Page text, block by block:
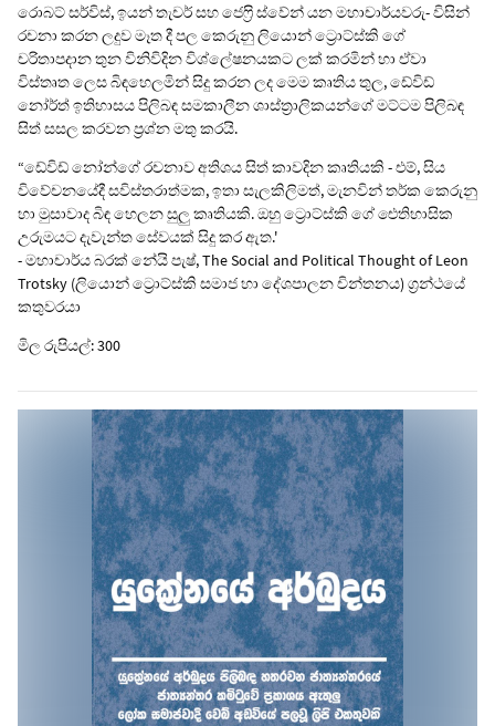
රොබට් සර්විස්, ඉයන් තැචර් සහ ජෙෆ්‍රි ස්වේන් යන මහාචාර්යවරු- විසින්
රචනා කරන ලදුව මෑත දී පල කෙරුනු ලියොන් ට්‍රොට්ස්කි ගේ
චරිතාපදාන තුන විනිවිදින විශ්ලේෂනයකට ලක් කරමින් හා ඒවා
විස්තෘත ලෙස බිඳහෙලමින් සිදු කරන ලද මෙම කෘතිය තුල, ඩේවිඩ්
නෝර්ත් ඉතිහාසය පිලිබඳ සමකාලීන ශාස්ත්‍රාලිකයන්ගේ මට්ටම පිලිබඳ
සිත් සසල කරවන ප්‍රශ්න මතු කරයි.
“ඩේවිඩ් නෝන්ගේ රචනාව අතිශය සිත් කාවදින කෘතියකි - එම්, සිය
විවේචනයේදී සවිස්තරාත්මක, ඉතා සැලකිලිමත්, මැනවින් තර්ක කෙරුනු
හා මුසාවාද බිඳ හෙලන සුලු කෘතියකි. ඔහු ට්‍රොට්ස්කි ගේ ඓතිහාසික
උරුමයට දැවැන්ත සේවයක් සිදු කර ඇත.'
- මහාචාර්ය බරක් නේයි පැෂ්, The Social and Political Thought of Leon
Trotsky (ලියොන් ට්‍රොට්ස්කි සමාජ හා දේශපාලන චින්තනය) ග්‍රන්ථයේ
කතුවරයා
මිල රුපියල්: 300